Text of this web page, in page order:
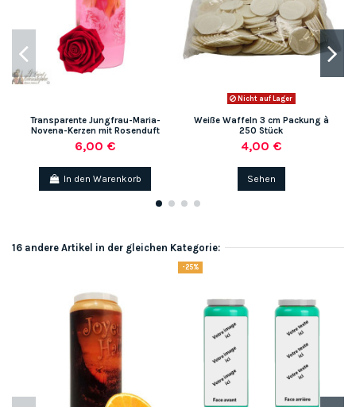
Transparente Jungfrau-Maria-
Novena-Kerzen mit Rosenduft
6,00 €
In den Warenkorb
Nicht auf Lager
Weiße Waffeln 3 cm Packung à
250 Stück
4,00 €
Sehen
16 andere Artikel in der gleichen Kategorie:
-25%